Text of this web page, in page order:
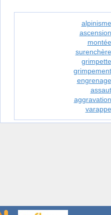
alpinisme
ascension
montée
surenchère
grimpette
grimpement
engrenage
assaut
aggravation
varappe